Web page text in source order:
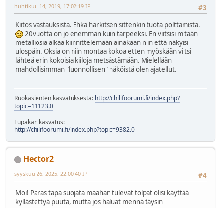
#3
huhtikuu 14, 2019, 17:02:19 IP
Kiitos vastauksista. Ehkä harkitsen sittenkin tuota polttamista.
20vuotta on jo enemmän kuin tarpeeksi. En viitsisi mitään
metalliosia alkaa kiinnittelemään ainakaan niin että näkyisi
ulospäin. Oksia on niin montaa kokoa etten myöskään viitsi
lähteä erin kokoisia kiiloja metsästämään. Mielellään
mahdollisimman "luonnollisen" näköistä olen ajatellut.
Ruokasienten kasvatuksesta: http://chilifoorumi.fi/index.php?
topic=11123.0
Tupakan kasvatus:
http://chilifoorumi.fi/index.php?topic=9382.0
Hector2
#4
syyskuu 26, 2025, 22:00:40 IP
Moi! Paras tapa suojata maahan tulevat tolpat olisi käyttää
kyllästettyä puuta, mutta jos haluat mennä täysin